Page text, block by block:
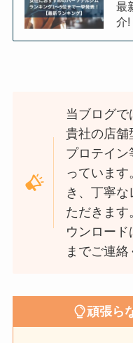
最
介!
当ブログで
貴社の店舗
プロテイン
っていま
き、丁寧
ただきます
ウンロード
までご連絡
頑張ら